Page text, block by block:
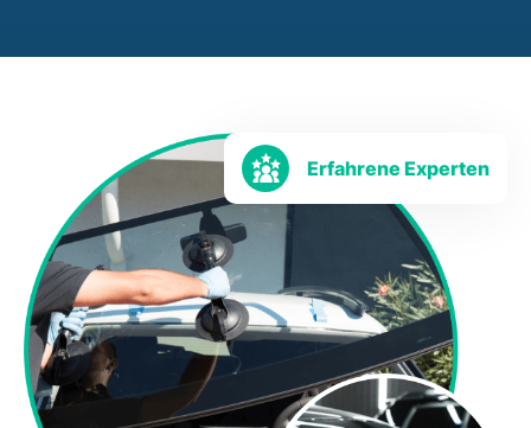
Erfahrene Experten